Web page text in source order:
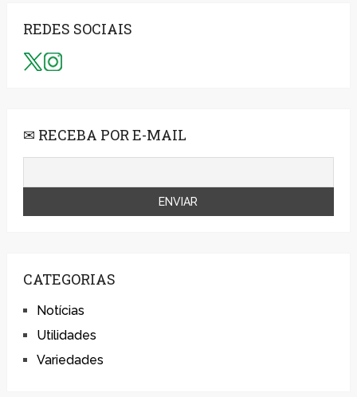
REDES SOCIAIS
✉ RECEBA POR E-MAIL
CATEGORIAS
Notícias
Utilidades
Variedades